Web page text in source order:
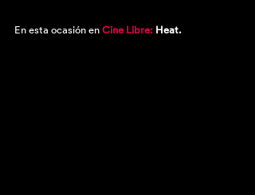
En esta ocasión en Cine Libre: Heat.